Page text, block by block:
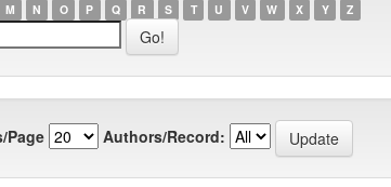
M N O P Q R S T U V W X Y Z
Page Authors/Record: